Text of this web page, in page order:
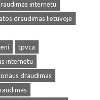
internetu
draudimas lietuvoje
tpvca
internetu
draudimas